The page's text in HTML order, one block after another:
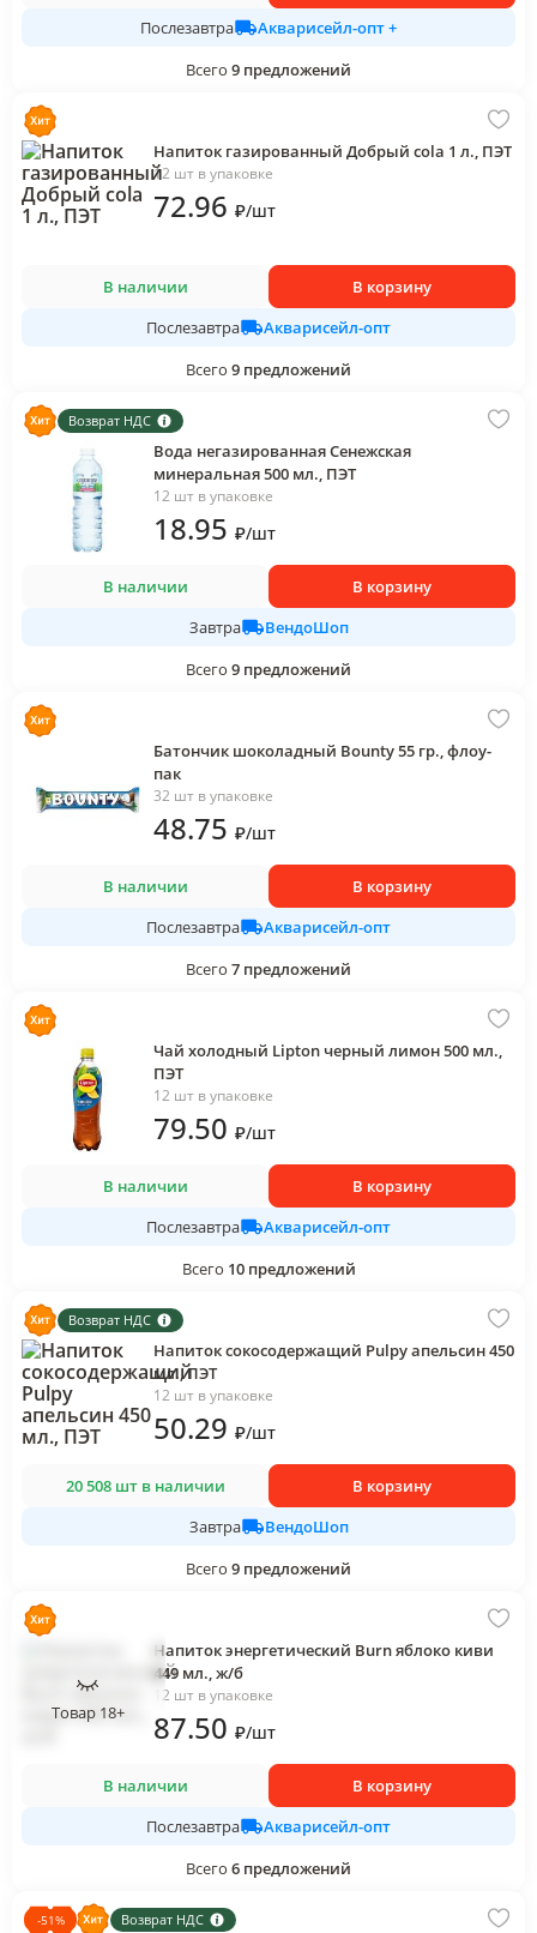
Послезавтра
Акварисейл-опт +
Всего 9 предложений
Напиток газированный Добрый cola 1 л., ПЭТ
12 шт в упаковке
72.96 ₽/шт
В наличии
В корзину
Послезавтра
Акварисейл-опт
Всего 9 предложений
Возврат НДС
Вода негазированная Сенежская
минеральная 500 мл., ПЭТ
12 шт в упаковке
18.95 ₽/шт
В наличии
В корзину
Завтра
ВендоШоп
Всего 9 предложений
Батончик шоколадный Bounty 55 гр., флоу-
пак
32 шт в упаковке
48.75 ₽/шт
В наличии
В корзину
Послезавтра
Акварисейл-опт
Всего 7 предложений
Чай холодный Lipton черный лимон 500 мл.,
ПЭТ
12 шт в упаковке
79.50 ₽/шт
В наличии
В корзину
Послезавтра
Акварисейл-опт
Всего 10 предложений
Возврат НДС
Напиток сокосодержащий Pulpy апельсин 450
мл., ПЭТ
12 шт в упаковке
50.29 ₽/шт
20 508 шт в наличии
В корзину
Завтра
ВендоШоп
Всего 9 предложений
Товар 18+
Напиток энергетический Burn яблоко киви
449 мл., ж/б
12 шт в упаковке
87.50 ₽/шт
В наличии
В корзину
Послезавтра
Акварисейл-опт
Всего 6 предложений
-51% Возврат НДС